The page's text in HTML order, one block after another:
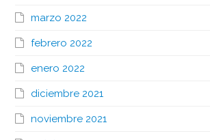
marzo 2022
febrero 2022
enero 2022
diciembre 2021
noviembre 2021